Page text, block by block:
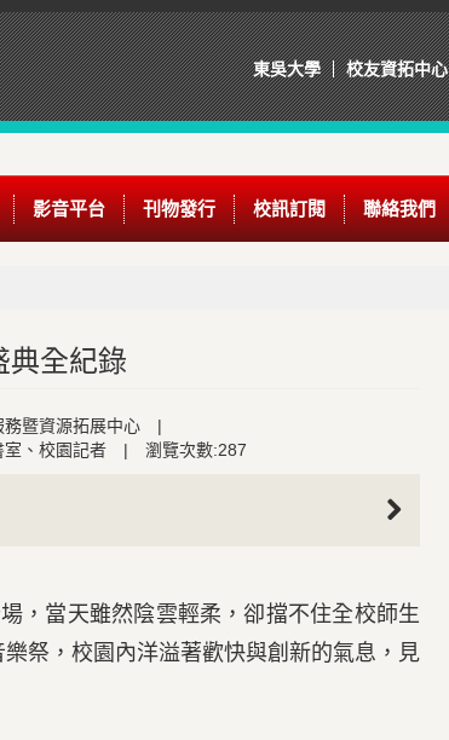
東吳大學 校友資拓中心
影音平台 刊物發行 校訊訂閱 聯絡我們
典全紀錄
暨資源拓展中心
|
室、校園記者 | 瀏覽次數:287
當天雖然陰雲輕柔，卻擋不住全校師生
祭，校園內洋溢著歡快與創新的氣息，見